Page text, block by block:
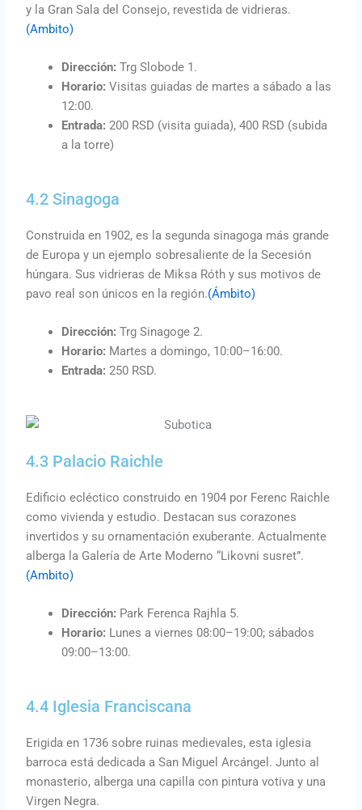
y la Gran Sala del Consejo, revestida de vidrieras.
(Ambito)
Dirección: Trg Slobode 1.
Horario: Visitas guiadas de martes a sábado a las
12:00.
Entrada: 200 RSD (visita guiada), 400 RSD (subida
a la torre)
4.2 Sinagoga
Construida en 1902, es la segunda sinagoga más grande
de Europa y un ejemplo sobresaliente de la Secesión
húngara. Sus vidrieras de Miksa Róth y sus motivos de
pavo real son únicos en la región.(Ámbito)
Dirección: Trg Sinagoge 2.
Horario: Martes a domingo, 10:00–16:00.
Entrada: 250 RSD.
4.3 Palacio Raichle
Edificio ecléctico construido en 1904 por Ferenc Raichle
como vivienda y estudio. Destacan sus corazones
invertidos y su ornamentación exuberante. Actualmente
alberga la Galería de Arte Moderno “Likovni susret”.
(Ambito)
Dirección: Park Ferenca Rajhla 5.
Horario: Lunes a viernes 08:00–19:00; sábados
09:00–13:00.
4.4 Iglesia Franciscana
Erigida en 1736 sobre ruinas medievales, esta iglesia
barroca está dedicada a San Miguel Arcángel. Junto al
monasterio, alberga una capilla con pintura votiva y una
Virgen Negra.